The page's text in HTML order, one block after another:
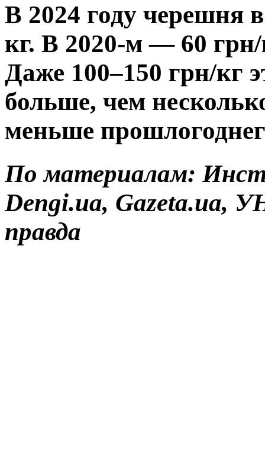
В 2024 году черешня
кг. В 2020-м — 60
Даже 100–150 грн/кг
больше, чем
меньше
По материалам:
Dengi.ua, Gazeta.ua,
правда